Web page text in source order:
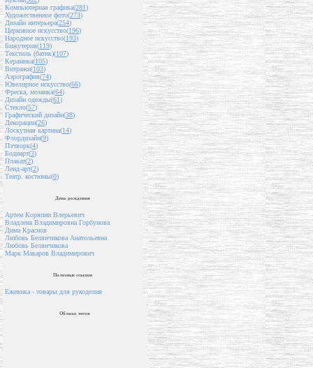
Компьютерная графика(281)
Художественное фото(273)
Дизайн интерьера(254)
Церковное искусство(196)
Народное искусство(193)
Бижутерия(119)
Текстиль (батик)(107)
Керамика(105)
Витражи(103)
Аэрография(74)
Ювелирное искусство(66)
Фреска, мозаика(64)
Дизайн одежды(61)
Стекло(57)
Графический дизайн(38)
Декорации(26)
Лоскутная картина(14)
Флордизайн(9)
Пэчворк(4)
Бодиарт(3)
Плакат(2)
Ленд-арт(2)
Театр. костюмы(0)
День рождения
Артем Коряпин Влерьевич
Владлена Владимировна Горбунова
Дима Краснов
Любовь Белянчикова Анатольевна
Любовь Белянчикова
Марк Макаров Владимирович
Полезные ссылки
Ежевика - товары для рукоделия
Облако тегов